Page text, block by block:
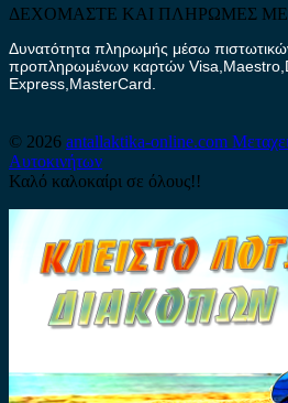
ΔΕΧΟΜΑΣΤΕ ΚΑΙ ΠΛΗΡΩΜΕΣ
Δυνατότητα πληρωμής μέσω
προπληρωμένων καρτών
Express,MasterCard.
© 2026 antallaktika-online.com
Αυτοκινήτων
Καλό καλοκαίρι σε όλους!!